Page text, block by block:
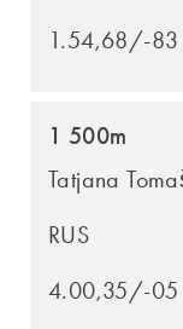
1.54,68/-83
1 500m
Tatjana
RUS
4.00,35/-05